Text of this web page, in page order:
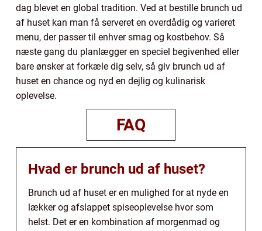
dag blevet en global tradition. Ved at bestille brunch ud
af huset kan man få serveret en overdådig og varieret
menu, der passer til enhver smag og kostbehov. Så
næste gang du planlægger en speciel begivenhed eller
bare ønsker at forkæle dig selv, så giv brunch ud af
huset en chance og nyd en dejlig og kulinarisk
oplevelse.
FAQ
Hvad er brunch ud af huset?
Brunch ud af huset er en mulighed for at nyde en
lækker og afslappet spiseoplevelse hvor som
helst. Det er en kombination af morgenmad og